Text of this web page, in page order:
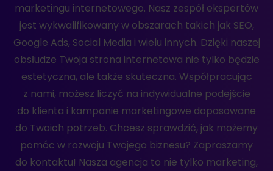
marketingu internetowego. Nasz zespół ekspertów
jest wykwalifikowany w obszarach takich jak SEO,
Google Ads, Social Media i wielu innych. Dzięki naszej
obsłudze Twoja strona internetowa nie tylko będzie
estetyczna, ale także skuteczna. Współpracując
z nami, możesz liczyć na indywidualne podejście
do klienta i kampanie marketingowe dopasowane
do Twoich potrzeb. Chcesz sprawdzić, jak możemy
pomóc w rozwoju Twojego biznesu? Zapraszamy
do kontaktu! Nasza agencja to nie tylko marketing,